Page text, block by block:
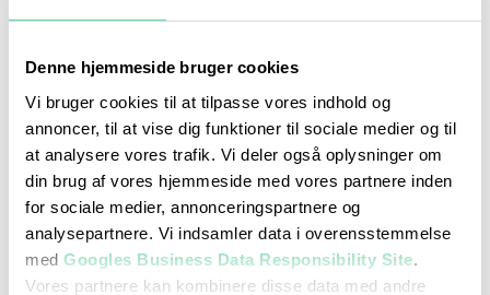
Denne hjemmeside bruger cookies
Vi bruger cookies til at tilpasse vores indhold og
annoncer, til at vise dig funktioner til sociale medier og til
at analysere vores trafik. Vi deler også oplysninger om
din brug af vores hjemmeside med vores partnere inden
for sociale medier, annonceringspartnere og
analysepartnere. Vi indsamler data i overensstemmelse
med Googles Business Data Responsibility Site
Vores partnere kan kombinere disse data med andre
Prøveteori
august 10 : 17:00 - 18:00